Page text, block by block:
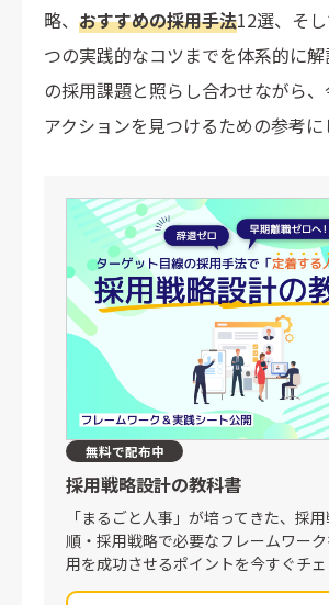
略、 おすすめの採用手法12選、そ
つの実践的なコツまでを体系的に
の採用課題と照らし合わせながら
アクションを見つけるための参考に
無料で配布中
採用戦略設計の教科書
「まるごと人事」が培ってきた、採
順・採用戦略で必要なフレームワー
用を成功させるポイントを今すぐチ